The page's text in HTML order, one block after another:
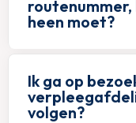
heen moet?
Ik ga op
volgen?